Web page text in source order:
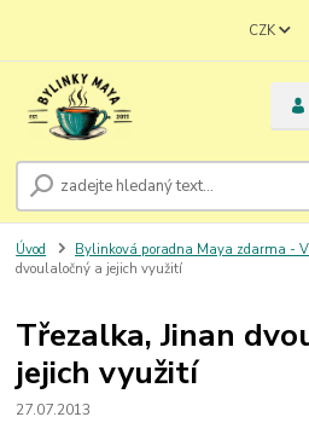
CZK
Úvod Bylinková poradna Maya zdarma -
dvoulaločný a jejich využití
Třezalka, Jinan
jejich využití
27.07.2013